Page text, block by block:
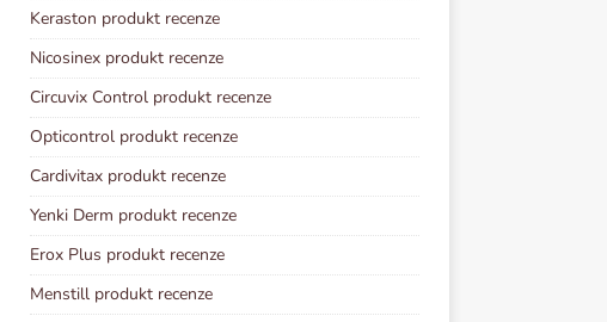
Keraston produkt recenze
Nicosinex produkt recenze
Circuvix Control produkt recenze
Opticontrol produkt recenze
Cardivitax produkt recenze
Yenki Derm produkt recenze
Erox Plus produkt recenze
Menstill produkt recenze